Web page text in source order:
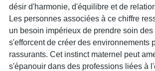
désir d'harmonie, d'équilibre et de
Les personnes associées à ce chiffre
un besoin impérieux de prendre soin des
s'efforcent de créer des environnements
rassurants. Cet instinct maternel peut
s'épanouir dans des professions liées à